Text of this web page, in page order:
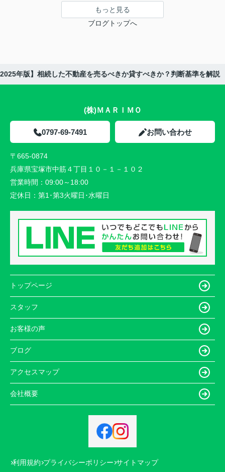
もっと見る
ブログトップへ
年版】相続した不動産を売るべきか貸すべきか？判断基準を解説
(株)ＭＡＲＩＭＯ
0797-69-7491 お問い合わせ
〒665-0874
兵庫県宝塚市中筋４丁目１０－１－１０２
営業時間： 09:00～18:00
定休日： 第1･第3火曜日･水曜日
トップページ
スタッフ
お客様の声
ブログ
アクセスマップ
会社概要
利用規約 プライバシーポリシー サイトマップ